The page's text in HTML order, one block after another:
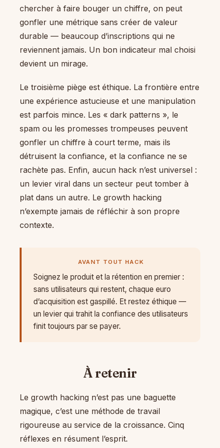
chercher à faire bouger un chiffre, on peut
gonfler une métrique sans créer de valeur
durable — beaucoup d’inscriptions qui ne
reviennent jamais. Un bon indicateur mal choisi
devient un mirage.
Le troisième piège est éthique. La frontière entre
une expérience astucieuse et une manipulation
est parfois mince. Les « dark patterns », le
spam ou les promesses trompeuses peuvent
gonfler un chiffre à court terme, mais ils
détruisent la confiance, et la confiance ne se
rachète pas. Enfin, aucun hack n’est universel :
un levier viral dans un secteur peut tomber à
plat dans un autre. Le growth hacking
n’exempte jamais de réfléchir à son propre
contexte.
AVANT TOUT HACK
Soignez le produit et la rétention en premier :
sans utilisateurs qui restent, chaque euro
d’acquisition est gaspillé. Et restez éthique —
un levier qui trahit la confiance des utilisateurs
finit toujours par se payer.
À retenir
Le growth hacking n’est pas une baguette
magique, c’est une méthode de travail
rigoureuse au service de la croissance. Cinq
réflexes en résument l’esprit.